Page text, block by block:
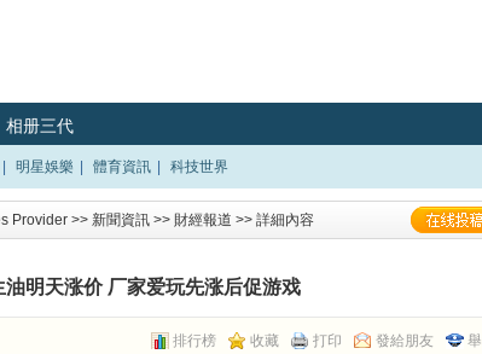
相册三代
明星娛樂 體育資訊 科技世界
Provider >> 新聞資訊 >> 財經報道 >> 詳細內容
油明天涨价 厂家爱玩先涨后促游戏
排行榜 收藏 打印 發給朋友